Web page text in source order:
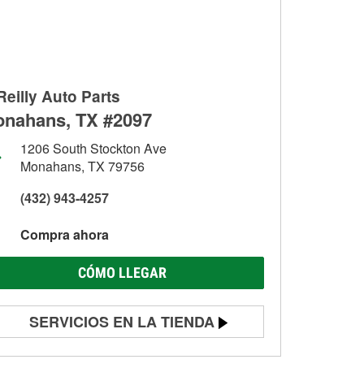
Auto Parts
TX #2097
1206 South Stockton Ave
Monahans, TX 79756
(432) 943-4257
Compra ahora
CÓMO LLEGAR
SERVICIOS EN LA TIENDA
Prueba de batería